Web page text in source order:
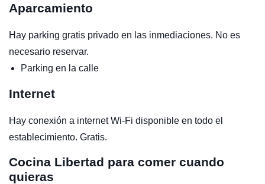
Aparcamiento
Hay parking gratis privado en las inmediaciones. No es
necesario reservar.
Parking en la calle
Internet
Hay conexión a internet Wi-Fi disponible en todo el
establecimiento. Gratis.
Cocina Libertad para comer cuando
quieras